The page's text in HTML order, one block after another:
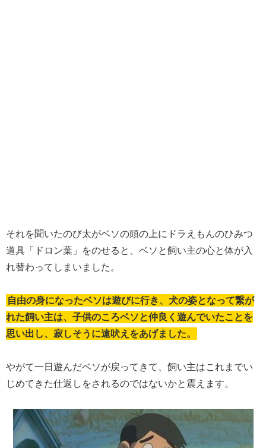
それを聞いたのび太がベソの頭の上にドラえもんのひみつ
道具「ドロン葉」をのせると、ベソと飼い主の心と体が入
れ替わってしまいました。
自由の身になったベソは遊びに行き、犬の姿となって繋が
れた飼い主は、子供のころベソと仲良く遊んでいたことを
思い出し、寂しそうに遠吠えをあげました。
やがて一日遊んだベソが戻ってきて、飼い主はこれまでい
じめてきた仕返しをされるのではないかと震えます。